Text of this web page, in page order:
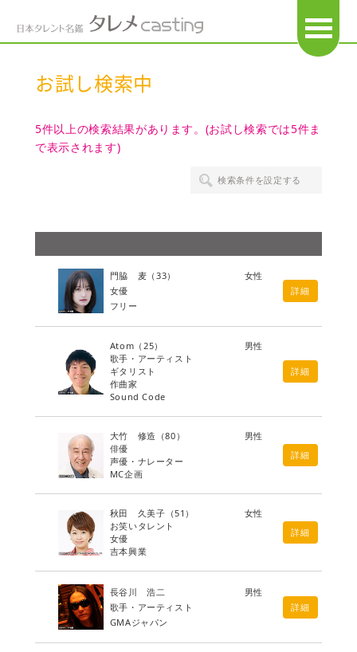
お試し検索中
5件以上の検索結果があります。(お試し検索では5件ま
で表示されます)
検索条件を設定する
門脇 麦 （33）
女性
女優
フリー
詳細
Atom （25）
男性
歌手・アーティスト
ギタリスト
作曲家
Sound Code
詳細
大竹 修造 （80）
男性
俳優
声優・ナレーター
MC企画
詳細
秋田 久美子 （51）
女性
お笑いタレント
女優
吉本興業
詳細
長谷川 浩二
男性
歌手・アーティスト
GMAジャパン
詳細